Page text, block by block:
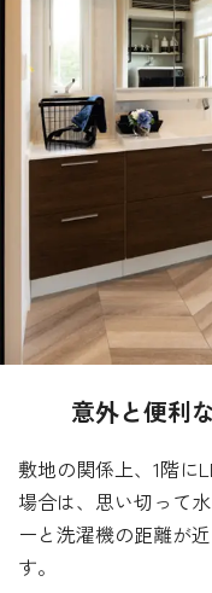
意外と便利
敷地の関係上、1階に
場合は、思い切って
ーと洗濯機の距離が
す。